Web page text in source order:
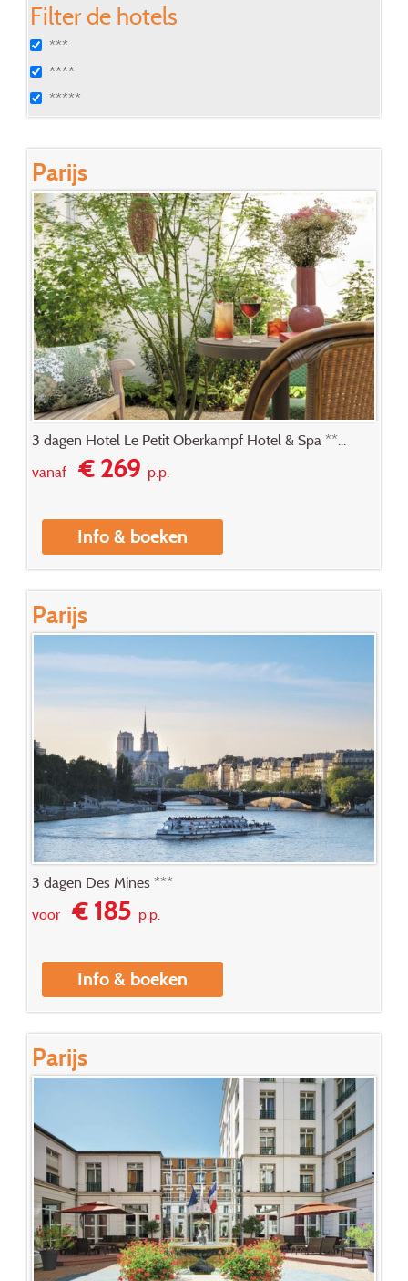
Filter de hotels
***
****
*****
Parijs
3 dagen Hotel Le Petit Oberkampf Hotel & Spa **...
vanaf€ 269p.p.
Info & boeken
Parijs
3 dagen Des Mines ***
voor€ 185p.p.
Info & boeken
Parijs